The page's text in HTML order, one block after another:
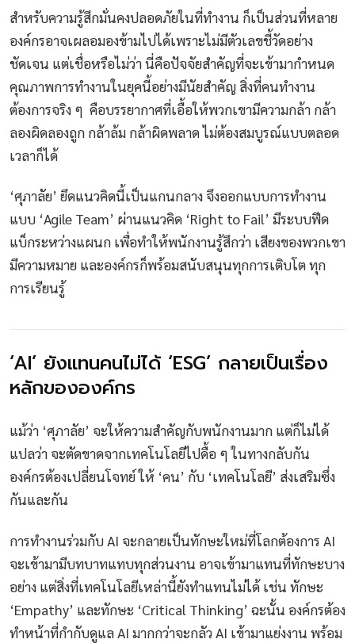
สำหรับความรู้สึกมั่นคงปลอดภัยในที่ทำงาน ก็เป็นส่วนที่หลาย
องค์กรอาจเผลอมองข้ามไปได้เพราะไม่มีตัวเลขชี้วัดอย่าง
ชัดเจน แต่เชื่อหรือไม่ว่า นี่คือปัจจัยสำคัญที่จะเข้ามากำหนด
คุณภาพการทำงานในยุคนี้อย่างมีนัยสำคัญ สิ่งที่คนทำงาน
ต้องการจริง ๆ คือบรรยากาศที่เอื้อให้พวกเขามีความกล้า กล้า
ลองผิดลองถูก กล้าล้ม กล้าผิดพลาด ไม่ต้องสมบูรณ์แบบตลอด
เวลาก็ได้
‘ศุภาลัย’ ยึดแนวคิดนี้เป็นแกนกลาง จึงออกแบบการทำงาน
แบบ ‘Agile Team’ ผ่านแนวคิด ‘Right to Fail’ มีระบบฟีด
แบ็กระหว่างแผนก เพื่อทำให้พนักงานรู้สึกว่า เสียงของพวกเขา
มีความหมาย และองค์กรก็พร้อมสนับสนุนทุกการเติบโต ทุก
การเรียนรู้
‘AI’ ยังแทนคนไม่ได้ ‘ESG’ กลายเป็นเรื่อง
หลักขององค์กร
แม้ว่า ‘ศุภาลัย’ จะให้ความสำคัญกับพนักงานมาก แต่ก็ไม่ได้
แปลว่า จะตัดขาดจากเทคโนโลยีไปดื้อ ๆ ในทางกลับกัน
องค์กรต้องเปลี่ยนโจทย์ ให้ ‘คน’ กับ ‘เทคโนโลยี’ ส่งเสริมซึ่ง
กันและกัน
การทำงานร่วมกับ AI จะกลายเป็นทักษะใหม่ที่โลกต้องการ AI
จะเข้ามามีบทบาทแทบทุกส่วนงาน อาจเข้ามาแทนที่ทักษะบาง
อย่าง แต่สิ่งที่เทคโนโลยีเหล่านี้ยังทำแทนไม่ได้ เช่น ทักษะ
‘Empathy’ และทักษะ ‘Critical Thinking’ ฉะนั้น องค์กรต้อง
ทำหน้าที่กำกับดูแล AI มากกว่าจะกลัว AI เข้ามาแย่งงาน พร้อม